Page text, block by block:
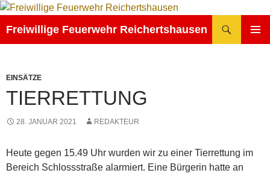
Zum
springen
Freiwillige Feuerwehr Reichertshausen
EINSÄTZE
TIERRETTUNG
28. JANUAR 2021 REDAKTEUR
Heute gegen 15.49 Uhr wurden wir zu einer Tierrettung im
Bereich Schlossstraße alarmiert. Eine Bürgerin hatte an